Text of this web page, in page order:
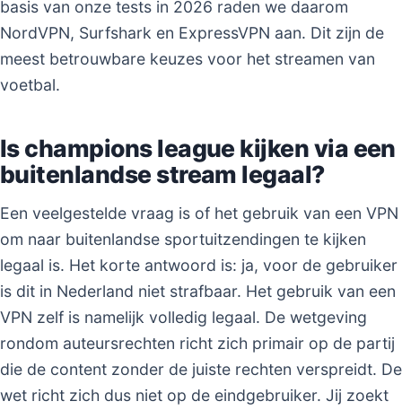
basis van onze tests in 2026 raden we daarom
NordVPN, Surfshark en ExpressVPN aan. Dit zijn de
meest betrouwbare keuzes voor het streamen van
voetbal.
Is champions league kijken via een
buitenlandse stream legaal?
Een veelgestelde vraag is of het gebruik van een VPN
om naar buitenlandse sportuitzendingen te kijken
legaal is. Het korte antwoord is: ja, voor de gebruiker
is dit in Nederland niet strafbaar. Het gebruik van een
VPN zelf is namelijk volledig legaal. De wetgeving
rondom auteursrechten richt zich primair op de partij
die de content zonder de juiste rechten verspreidt. De
wet richt zich dus niet op de eindgebruiker. Jij zoekt